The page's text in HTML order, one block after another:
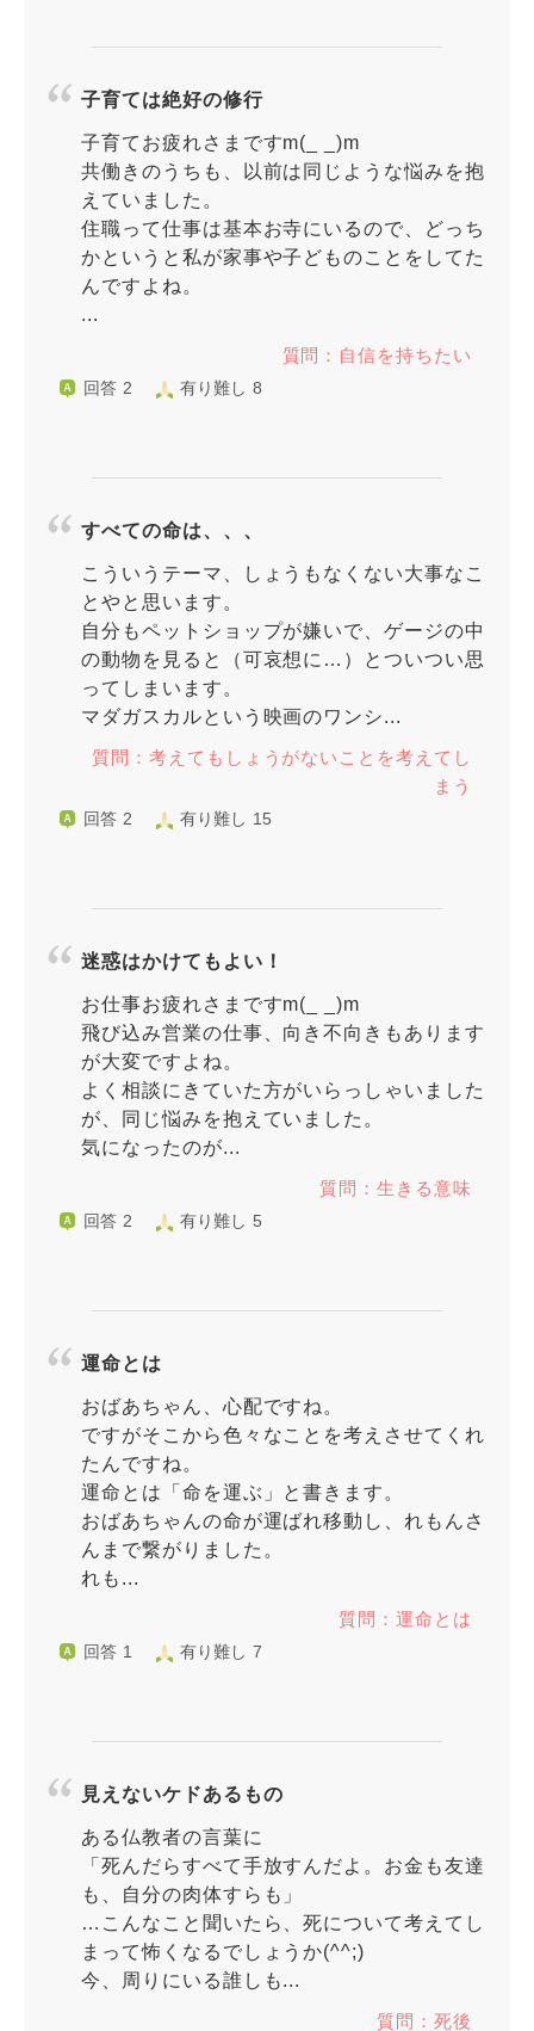
子育ては絶好の修行
子育てお疲れさまですm(_ _)m
共働きのうちも、以前は同じような悩みを抱
えていました。
住職って仕事は基本お寺にいるので、どっち
かというと私が家事や子どものことをしてた
んですよね。
...
質問：自信を持ちたい
回答 2 有り難し 8
すべての命は、、、
こういうテーマ、しょうもなくない大事なこ
とやと思います。
自分もペットショップが嫌いで、ゲージの中
の動物を見ると（可哀想に…）とついつい思
ってしまいます。
マダガスカルという映画のワンシ...
質問：考えてもしょうがないことを考えてし
まう
回答 2 有り難し 15
迷惑はかけてもよい！
お仕事お疲れさまですm(_ _)m
飛び込み営業の仕事、向き不向きもあります
が大変ですよね。
よく相談にきていた方がいらっしゃいました
が、同じ悩みを抱えていました。
気になったのが...
質問：生きる意味
回答 2 有り難し 5
運命とは
おばあちゃん、心配ですね。
ですがそこから色々なことを考えさせてくれ
たんですね。
運命とは「命を運ぶ」と書きます。
おばあちゃんの命が運ばれ移動し、れもんさ
んまで繋がりました。
れも...
質問：運命とは
回答 1 有り難し 7
見えないケドあるもの
ある仏教者の言葉に
「死んだらすべて手放すんだよ。お金も友達
も、自分の肉体すらも」
…こんなこと聞いたら、死について考えてし
まって怖くなるでしょうか(^^;)
今、周りにいる誰しも...
質問：死後